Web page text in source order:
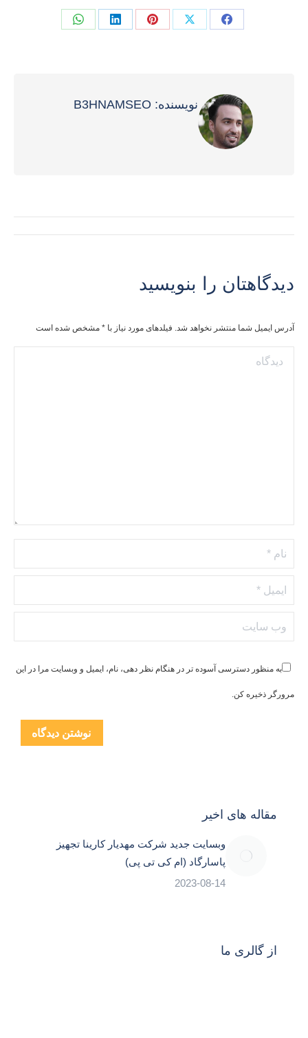
Share
Share
Share
Share
Share
نویسنده:
ناوبری
نوشته
دیدگاهتان را بنویسید
آدرس ایمیل شما منتشر نخواهد شد. فیلدهای مورد نیاز با * مشخص شده است
دیدگاه
نام *
ایمیل *
وب سایت
به منظور دسترسی آسوده تر در هنگام نظر دهی، نام، ایمیل و وبسایت مرا در این
مرورگر ذخیره کن.
نوشتن دیدگاه
مقاله های اخیر
وبسایت جدید شرکت مهدیار کارینا تجهیز
پاسارگاد (ام کی تی پی)
2023-08-14
از گالری ما